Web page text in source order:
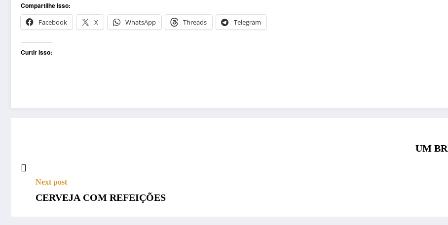
Compartilhe isso:
Facebook
X WhatsApp Threads Telegram
Curtir isso:
UM
Next post
CERVEJA COM REFEIÇÕES